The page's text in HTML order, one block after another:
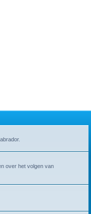
over het volgen van